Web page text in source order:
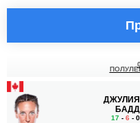
ДЖУЛИЯ
БАДД
17 - 6 - 0